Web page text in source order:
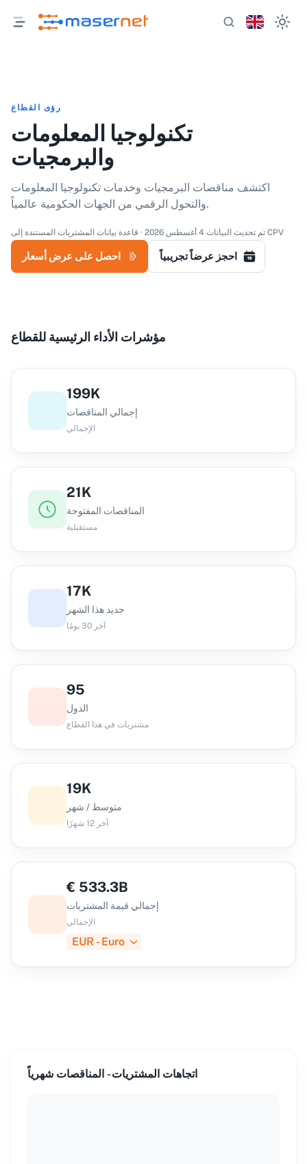
رؤى القطاع
تكنولوجيا المعلومات
والبرمجيات
اكتشف مناقصات البرمجيات وخدمات تكنولوجيا المعلومات
والتحول الرقمي من الجهات الحكومية عالمياً.
تم تحديث البيانات 4 أغسطس 2026 · قاعدة بيانات المشتريات المستندة إلى CPV
احصل على عرض أسعار احجز عرضاً تجريبياً
مؤشرات الأداء الرئيسية للقطاع
199K
إجمالي المناقصات
الإجمالي
21K
المناقصات المفتوحة
مستقبلية
17K
جديد هذا الشهر
آخر 30 يومًا
95
الدول
مشتريات في هذا القطاع
19K
متوسط / شهر
آخر 12 شهرًا
€ 533.3B
إجمالي قيمة المشتريات
الإجمالي
EUR - Euro
اتجاهات المشتريات - المناقصات شهرياً